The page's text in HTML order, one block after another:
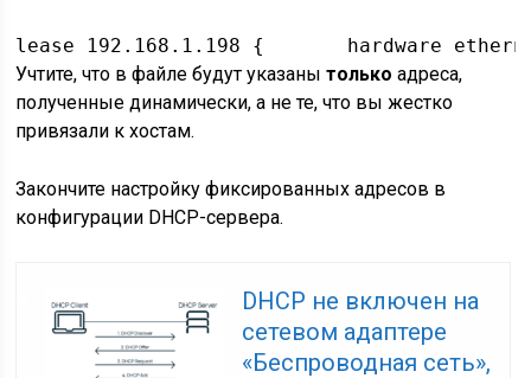
lease 192.168.1.198 {       hardware
Учтите, что в файле будут указанытолько адреса,
полученные динамически, а не те, что вы жестко
привязали к хостам.
Закончите настройку фиксированных адресов в
конфигурации DHCP-сервера.
DHCP не включен на
сетевом адаптере
«Беспроводная сеть»,